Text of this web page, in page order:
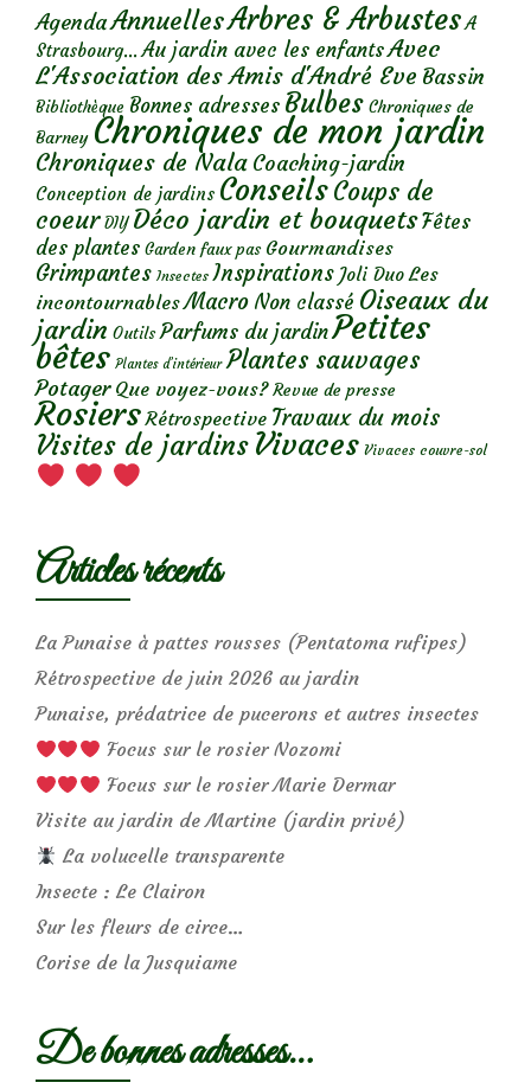
AgendaAnnuellesArbres & Arbustes A
Strasbourg... Au jardin avec les enfantsAvec
L'Association des Amis d'André Eve Bassin
Bibliothèque Bonnes adresses Bulbes Chroniques de
Barney Chroniques de mon jardin
Chroniques de Nala Coaching-jardin
Conception de jardins ConseilsCoups de
coeur DIY Déco jardin et bouquetsFêtes
des plantes Garden faux pas Gourmandises
Grimpantes Insectes Inspirations Joli Duo Les
incontournables Macro Non classé Oiseaux du
jardin Outils Parfums du jardinPetites
bêtes Plantes d’intérieur Plantes sauvages
Potager Que voyez-vous? Revue de presse
Rosiers Rétrospective Travaux du mois
Visites de jardins Vivaces Vivaces couvre-sol
Articles récents
La Punaise à pattes rousses (Pentatoma rufipes)
Rétrospective de juin 2026 au jardin
Punaise, prédatrice de pucerons et autres insectes
Focus sur le rosier Nozomi
Focus sur le rosier Marie Dermar
Visite au jardin de Martine (jardin privé)
La volucelle transparente
Insecte : Le Clairon
Sur les fleurs de circe…
Corise de la Jusquiame
De bonnes adresses…